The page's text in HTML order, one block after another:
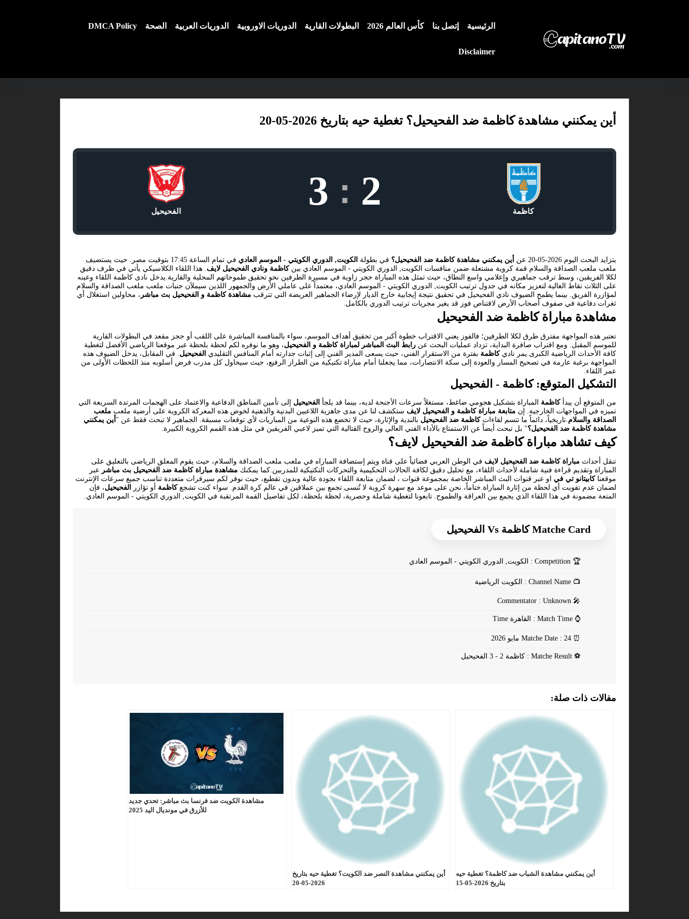
الرئيسية إتصل بنا كأس العالم 2026 البطولات القارية الدوريات الاوروبية الدوريات العربية الصحة DMCA Policy
Disclaimer
أين يمكنني مشاهدة كاظمة ضد الفحيحيل؟ تغطية حيه بتاريخ 2026-05-20
كاظمة 2
:
3 الفحيحيل
يتزايد البحث اليوم 2026-05-20 عن أين يمكنني مشاهدة كاظمة ضد الفحيحيل؟ في بطولة الكويت, الدوري الكويتي - الموسم العادي
في تمام الساعة 17:45 بتوقيت مصر. حيث يستضيف
ملعب ملعب الصداقة والسلام قمة كروية مشتعلة ضمن منافسات الكويت, الدوري الكويتي - الموسم العادي بينكاظمة ونادي الفحيحيل لايف. هذا اللقاء الكلاسيكي يأتي في ظرف دقيق
لكلا الفريقين، وسط ترقب جماهيري وإعلامي واسع النطاق، حيث تمثل هذه المباراة حجر زاوية في مسيرة الطرفين نحو تحقيق طموحاتهم المحلية والقارية.يدخل نادى كاظمة اللقاء وعينه
على الثلاث نقاط الغالية لتعزيز مكانه في جدول ترتيب الكويت, الدوري الكويتي - الموسم العادي، معتمداً على عاملي الأرض والجمهور اللذين سيملآن جنبات ملعب ملعب الصداقة والسلام
لمؤازرة الفريق. بينما يطمح الضيوف نادي الفحيحيل في تحقيق نتيجة إيجابية خارج الديار لإرضاء الجماهير العريضة التي تترقب مشاهدة كاظمة و الفحيحيل بث مباشر ، محاولين استغلال أي
ثغرات دفاعية في صفوف أصحاب الأرض لاقتناص فوز قد يغير مجريات ترتيب الدوري بالكامل.
مشاهدة مباراة كاظمة ضد الفحيحيل
تعتبر هذه المواجهة مفترق طرق لكلا الطرفين؛ فالفوز يعني الاقتراب خطوة أكبر من تحقيق أهداف الموسم، سواء بالمنافسة المباشرة على اللقب أو حجز مقعد في البطولات القارية
للموسم المقبل. ومع اقتراب صافرة البداية، تزداد عمليات البحث عن رابط البث المباشر لمباراة كاظمة و الفحيحيل، وهو ما نوفره لكم لحظة بلحظة عبر موقعنا الرياضي الأفضل لتغطية
كافة الأحداث الرياضية الكبرى.يمر ناديكاظمة بفترة من الاستقرار الفني، حيث يسعى المدير الفني إلى إثبات جدارته أمام المنافس التقليدي الفحيحيل. في المقابل، يدخل الضيوف هذه
المواجهة برغبة عارمة في تصحيح المسار والعودة إلى سكة الانتصارات، مما يجعلنا أمام مباراة تكتيكية من الطراز الرفيع، حيث سيحاول كل مدرب فرض أسلوبه منذ اللحظات الأولى من
عمر اللقاء.
التشكيل المتوقع: كاظمة - الفحيحيل
من المتوقع أن يبدأكاظمة المباراة بتشكيل هجومي ضاغط، مستغلاً سرعات الأجنحة لديه، بينما قد يلجأ الفحيحيل إلى تأمين المناطق الدفاعية والاعتماد على الهجمات المرتدة السريعة التي
تميزه في المواجهات الخارجية. إن متابعة مباراة كاظمة و الفحيحيل لايف ستكشف لنا عن مدى جاهزية اللاعبين البدنية والذهنية لخوض هذه المعركة الكروية على أرضية ملعب ملعب
الصداقة والسلام.تاريخياً، دائماً ما تتسم لقاءاتكاظمة ضد الفحيحيل بالندية والإثارة، حيث لا تخضع هذه النوعية من المباريات لأي توقعات مسبقة. الجماهير لا تبحث فقط عن " أين يمكنني
مشاهدة كاظمة ضد الفحيحيل؟" بل تبحث أيضاً عن الاستمتاع بالأداء الفني العالي والروح القتالية التي تميز لاعبي الفريقين في مثل هذه القمم الكروية الكبيرة.
كيف تشاهد مباراة كاظمة ضد الفحيحيل لايف؟
تنقل أحداث مباراة كاظمة ضد الفحيحيل لايف في الوطن العربي فضائياً على قناة ويتم إستضافة المباراه في ملعب ملعب الصداقة والسلام، حيث يقوم المعلق الرياضى بالتعليق على
المباراة وتقديم قراءة فنية شاملة لأحداث اللقاء، مع تحليل دقيق لكافة الحالات التحكيمية والتحركات التكتيكية للمدربين.كما يمكنك مشاهدة مباراة كاظمة ضد الفحيحيل بث مباشر عبر
موقعناكابيتانو تي في او عبر قنوات البث المباشر الخاصة بمجموعة قنوات ، لضمان متابعة اللقاء بجودة عالية وبدون تقطيع، حيث نوفر لكم سيرفرات متعددة تناسب جميع سرعات الإنترنت
لضمان عدم تفويت أي لحظة من إثارة المباراة.ختاماً، نحن على موعد مع سهرة كروية لا تُنسى تجمع بين عملاقين في عالم كرة القدم. سواء كنت تشجعكاظمة أو تؤازر الفحيحيل، فإن
المتعة مضمونة في هذا اللقاء الذي يجمع بين العراقة والطموح. تابعونا لتغطية شاملة وحصرية، لحظة بلحظة، لكل تفاصيل القمة المرتقبة في الكويت, الدوري الكويتي - الموسم العادي.
Matche Card كاظمة Vs الفحيحيل
🏆
📺
🎤
⌚
⏰
⚽
مفالات ذات صلة:
أين يمكنني مشاهدة الشباب ضد كاظمة؟ تغطية حيه
بتاريخ 2026-05-15
أين يمكنني مشاهدة النصر ضد الكويت؟ تغطية حيه بتاريخ
2026-05-20
مشاهدة الكويت ضد فرنسا بث مباشر: تحدي جديد
للأزرق في مونديال اليد 2025